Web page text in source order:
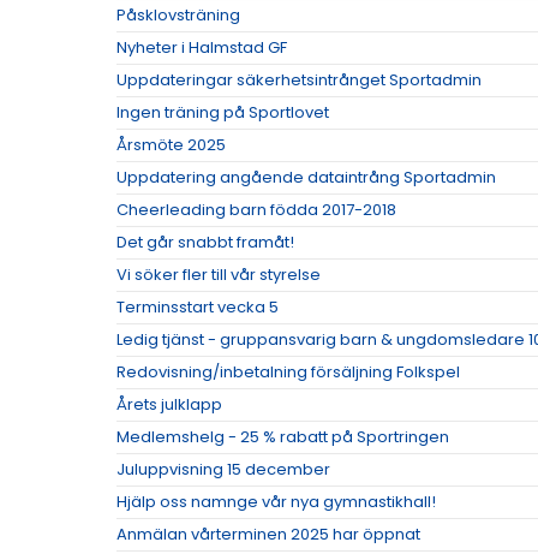
Påsklovsträning
Nyheter i Halmstad GF
Uppdateringar säkerhetsintrånget Sportadmin
Ingen träning på Sportlovet
Årsmöte 2025
Uppdatering angående dataintrång Sportadmin
Cheerleading barn födda 2017-2018
Det går snabbt framåt!
Vi söker fler till vår styrelse
Terminsstart vecka 5
Ledig tjänst - gruppansvarig barn & ungdomsledare
Redovisning/inbetalning försäljning Folkspel
Årets julklapp
Medlemshelg - 25 % rabatt på Sportringen
Juluppvisning 15 december
Hjälp oss namnge vår nya gymnastikhall!
Anmälan vårterminen 2025 har öppnat